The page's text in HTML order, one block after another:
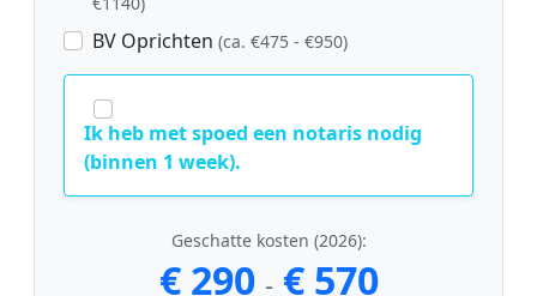
BV Oprichten (ca. €475 - €950)
Ik heb met spoed een notaris nodig
(binnen 1 week).
Geschatte kosten (2026):
€ 290 - € 570